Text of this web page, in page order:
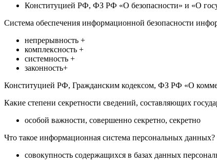
Конституцией РФ, ФЗ РФ «О безопасности» и «О
Система обеспечения информационной безопасности
непрерывность +
комплексность +
системность +
законность+
Конституцией РФ, Гражданским кодексом, ФЗ РФ «О
Какие степени секретности сведений, составляющих
особой важности, совершенно секретно, секретно
Что такое информационная система персональных данных?
совокупность содержащихся в базах данных